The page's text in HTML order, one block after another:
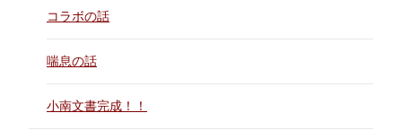
コラボの話
喘息の話
小南文書完成！！